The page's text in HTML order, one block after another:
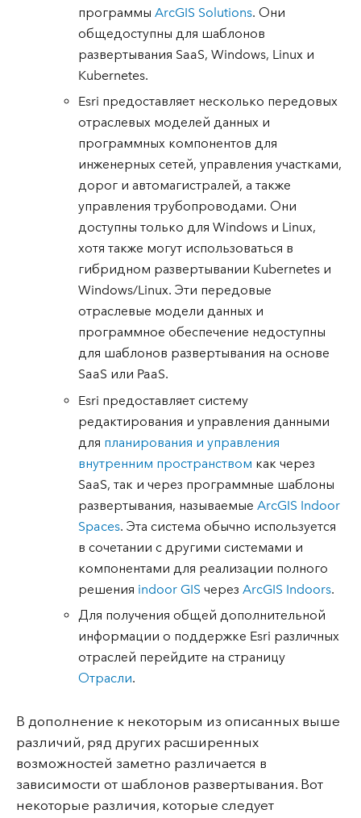
программыArcGIS Solutions. Они
общедоступны для шаблонов
развертывания SaaS, Windows, Linux и
Kubernetes.
Esri предоставляет несколько передовых
отраслевых моделей данных и
программных компонентов для
инженерных сетей, управления участками,
дорог и автомагистралей, а также
управления трубопроводами. Они
доступны только для Windows и Linux,
хотя также могут использоваться в
гибридном развертывании Kubernetes и
Windows/Linux. Эти передовые
отраслевые модели данных и
программное обеспечение недоступны
для шаблонов развертывания на основе
SaaS или PaaS.
Esri предоставляет систему
редактирования и управления данными
для планирования и управления
внутренним пространством как через
SaaS, так и через программные шаблоны
развертывания, называемыеArcGIS Indoor
Spaces. Эта система обычно используется
в сочетании с другими системами и
компонентами для реализации полного
решения indoor GIS черезArcGIS Indoors.
Для получения общей дополнительной
информации о поддержке Esri различных
отраслей перейдите на страницу
Отрасли.
В дополнение к некоторым из описанных выше
различий, ряд других расширенных
возможностей заметно различается в
зависимости от шаблонов развертывания. Вот
некоторые различия, которые следует